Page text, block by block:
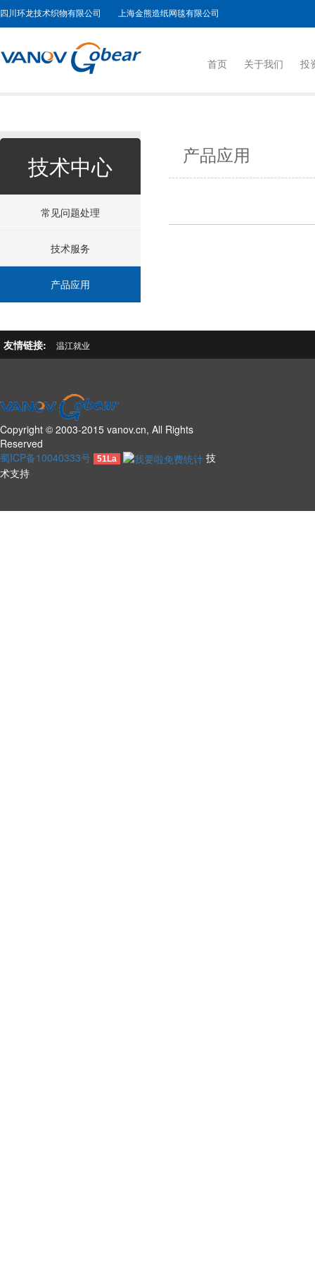
四川环龙技术织物有限公司 上海金熊造纸网毯有限公司
首页 关于我们 投
技术中心
常见问题处理
技术服务
产品应用
产品应用
友情链接: 温江就业
Copyright © 2003-2015 vanov.cn, All Rights
Reserved
蜀ICP备10040333号
51La
技
术支持